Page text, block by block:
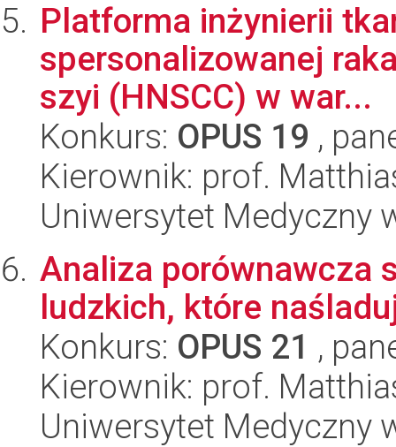
Platforma inżynierii
spersonalizowanej
szyi (HNSCC) w war...
Konkurs: OPUS 19 ,
Kierownik: prof.
Uniwersytet Medyczny
Analiza porównawcza
ludzkich, które
Konkurs: OPUS 21 ,
Kierownik: prof.
Uniwersytet Medyczny